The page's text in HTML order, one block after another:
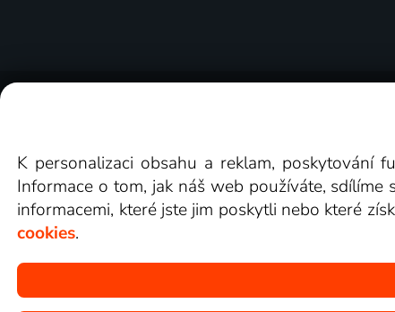
K personalizaci obsahu a reklam, poskytování
Informace o tom, jak náš web používáte,
informacemi, které jste jim poskytli nebo které
cookies.